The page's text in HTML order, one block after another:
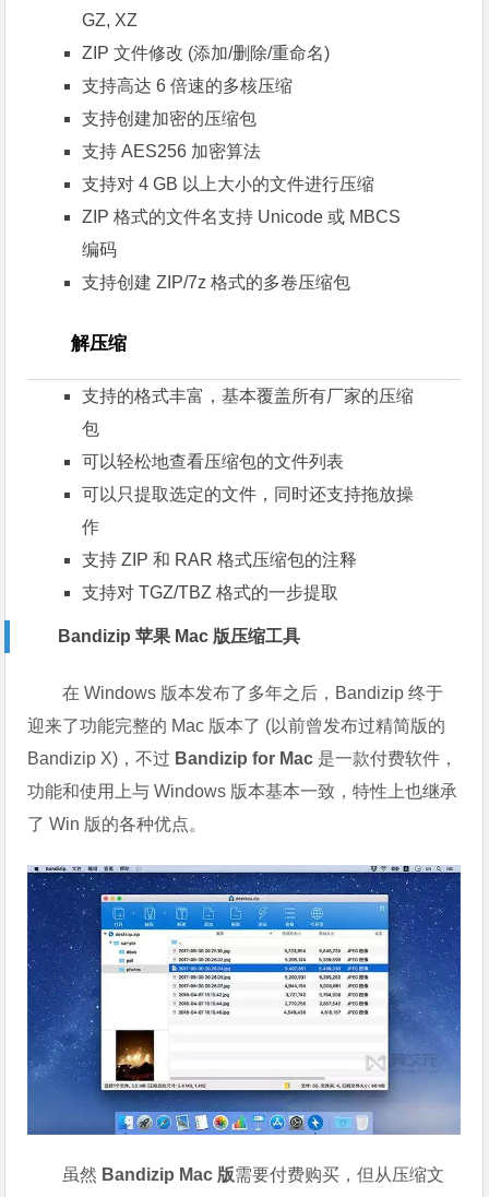
GZ, XZ
ZIP 文件修改 (添加/删除/重命名)
支持高达 6 倍速的多核压缩
支持创建加密的压缩包
支持 AES256 加密算法
支持对 4 GB 以上大小的文件进行压缩
ZIP 格式的文件名支持 Unicode 或 MBCS
编码
支持创建 ZIP/7z 格式的多卷压缩包
解压缩
支持的格式丰富，基本覆盖所有厂家的压缩
包
可以轻松地查看压缩包的文件列表
可以只提取选定的文件，同时还支持拖放操
作
支持 ZIP 和 RAR 格式压缩包的注释
支持对 TGZ/TBZ 格式的一步提取
Bandizip 苹果 Mac 版压缩工具
在 Windows 版本发布了多年之后，Bandizip 终于
迎来了功能完整的 Mac 版本了 (以前曾发布过精简版的
Bandizip X)，不过 Bandizip for Mac 是一款付费软件，
功能和使用上与 Windows 版本基本一致，特性上也继承
了 Win 版的各种优点。
虽然 Bandizip Mac 版需要付费购买，但从压缩文